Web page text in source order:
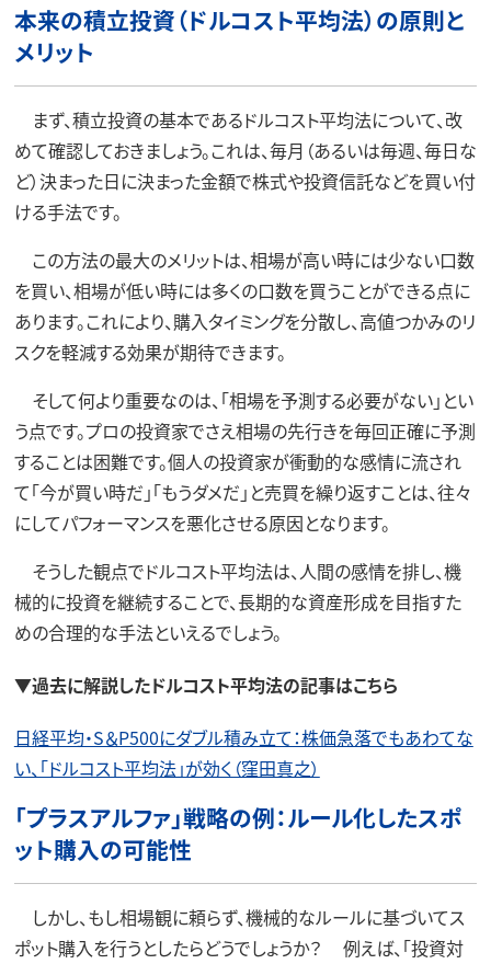
本来の積立投資（ドルコスト平均法）の原則と
メリット
まず、積立投資の基本であるドルコスト平均法について、改
めて確認しておきましょう。これは、毎月（あるいは毎週、毎日な
ど）決まった日に決まった金額で株式や投資信託などを買い付
ける手法です。
この方法の最大のメリットは、相場が高い時には少ない口数
を買い、相場が低い時には多くの口数を買うことができる点に
あります。これにより、購入タイミングを分散し、高値つかみのリ
スクを軽減する効果が期待できます。
そして何より重要なのは、「相場を予測する必要がない」とい
う点です。プロの投資家でさえ相場の先行きを毎回正確に予測
することは困難です。個人の投資家が衝動的な感情に流され
て「今が買い時だ」「もうダメだ」と売買を繰り返すことは、往々
にしてパフォーマンスを悪化させる原因となります。
そうした観点でドルコスト平均法は、人間の感情を排し、機
械的に投資を継続することで、長期的な資産形成を目指すた
めの合理的な手法といえるでしょう。
▼過去に解説したドルコスト平均法の記事はこちら
日経平均・S＆P500にダブル積み立て：株価急落でもあわてな
い、「ドルコスト平均法」が効く（窪田真之）
「プラスアルファ」戦略の例：ルール化したスポ
ット購入の可能性
しかし、もし相場観に頼らず、機械的なルールに基づいてス
ポット購入を行うとしたらどうでしょうか？ 例えば、「投資対